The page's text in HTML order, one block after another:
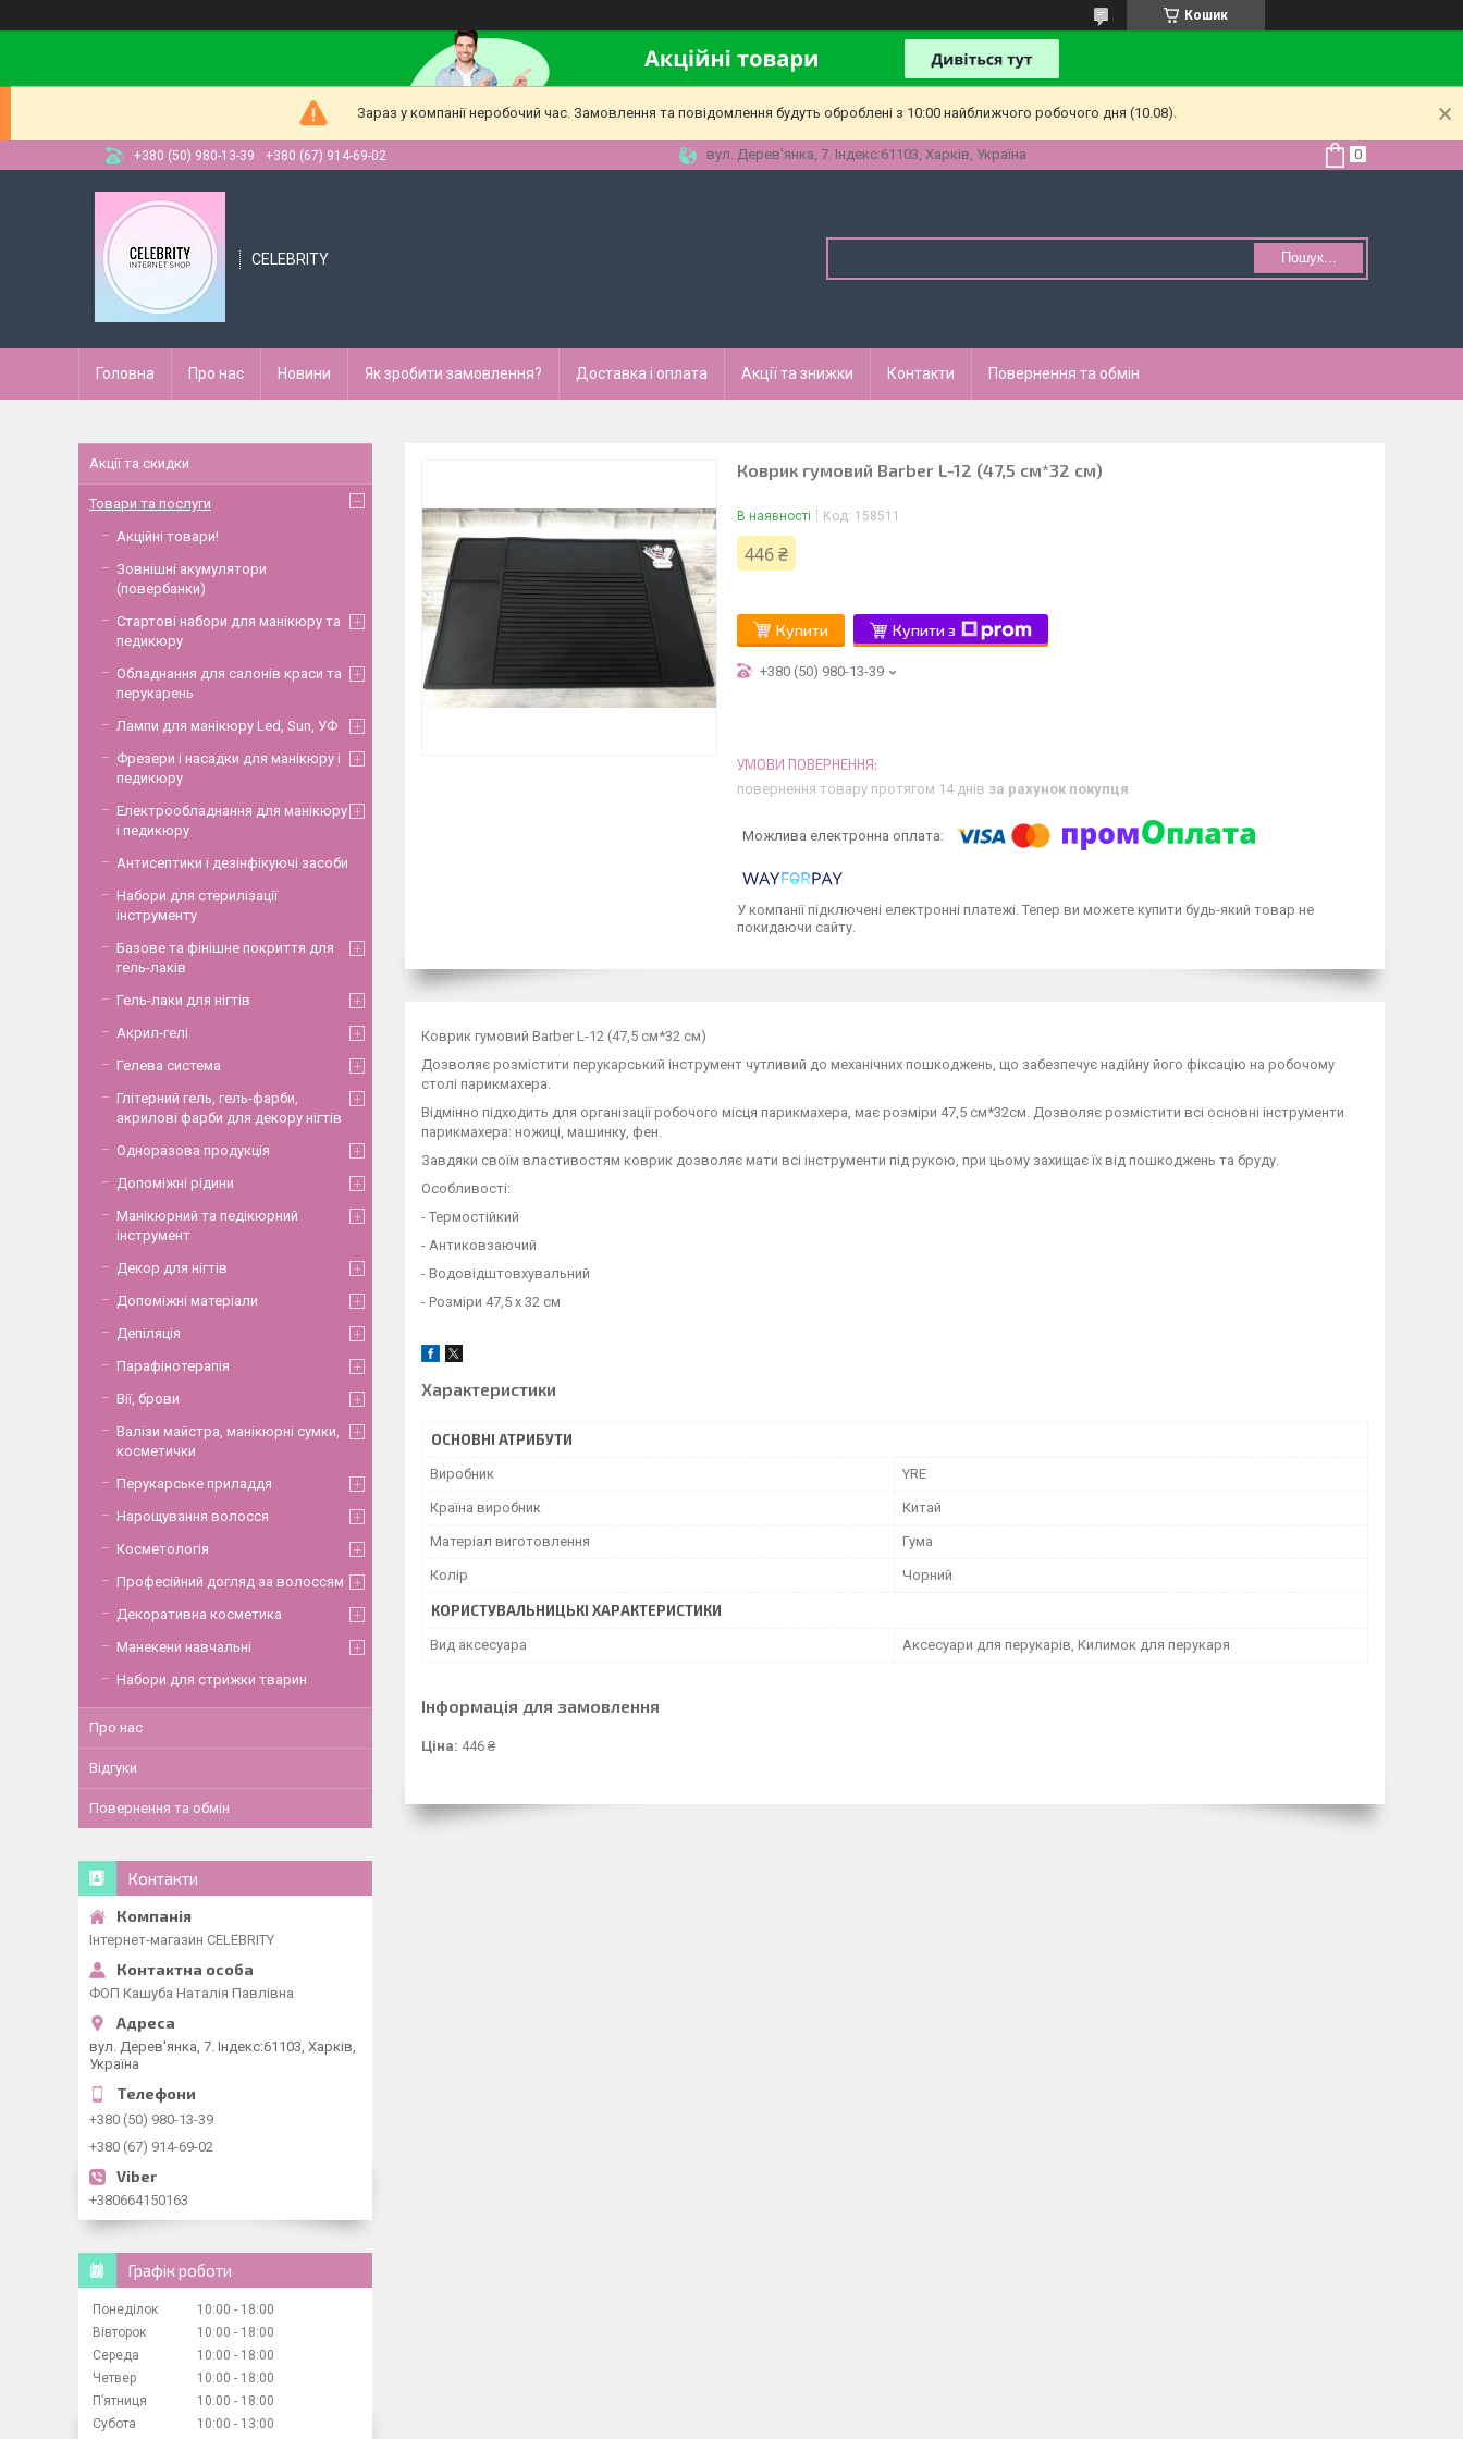
Кошик
Зараз у компанії неробочий час. Замовлення та повідомлення будуть оброблені з 10:00 найближчого робочого дня (10.08).
+380 (50) 980-13-39 +380 (67) 914-69-02 вул. Дерев'янка, 7. Індекс:61103, Харків, Україна
CELEBRITY Пошук...
Головна Про нас Новини Як зробити замовлення? Доставка і оплата Акції та знижки Контакти Повернення та обмін
Коврик гумовий Barber L-12 (47,5 см*32 см)
В наявності Код: 158511
446 ₴
Купити Купити з
+380 (50) 980-13-39
повернення товару протягом 14 днів за рахунок покупця
У компанії підключені електронні платежі. Тепер ви можете купити будь-який товар не
покидаючи сайту.
Коврик гумовий Barber L-12 (47,5 см*32 см)
Дозволяє розмістити перукарський інструмент чутливий до механічних пошкоджень, що забезпечує надійну його фіксацію на робочому
столі парикмахера.
Відмінно підходить для організації робочого місця парикмахера, має розміри 47,5 см*32см. Дозволяє розмістити всі основні інструменти
парикмахера: ножиці, машинку, фен.
Завдяки своїм властивостям коврик дозволяє мати всі інструменти під рукою, при цьому захищає їх від пошкоджень та бруду.
Особливості:
- Термостійкий
- Антиковзаючий
- Водовідштовхувальний
- Розміри 47,5 х 32 см
Характеристики
ОСНОВНІ АТРИБУТИ
Виробник YRE
Країна виробник Китай
Матеріал виготовлення Гума
Колір Чорний
КОРИСТУВАЛЬНИЦЬКІ ХАРАКТЕРИСТИКИ
Вид аксесуара Аксесуари для перукарів, Килимок для перукаря
Інформація для замовлення
Ціна: 446 ₴
Акції та скидки
Товари та послуги
Акційні товари!
Зовнішні акумулятори
(повербанки)
Стартові набори для манікюру та
педикюру
Обладнання для салонів краси та
перукарень
Лампи для манікюру Led, Sun, УФ
Фрезери і насадки для манікюру і
педикюру
Електрообладнання для манікюру
і педикюру
Антисептики і дезінфікуючі засоби
Набори для стерилізації
інструменту
Базове та фінішне покриття для
гель-лаків
Гель-лаки для нігтів
Акрил-гелі
Гелева система
Глітерний гель, гель-фарби,
акрилові фарби для декору нігтів
Одноразова продукція
Допоміжні рідини
Манікюрний та педікюрний
інструмент
Декор для нігтів
Допоміжні матеріали
Депіляція
Парафінотерапія
Вії, брови
Валізи майстра, манікюрні сумки,
косметички
Перукарське приладдя
Нарощування волосся
Косметологія
Професійний догляд за волоссям
Декоративна косметика
Манекени навчальні
Набори для стрижки тварин
Про нас
Відгуки
Повернення та обмін
Контакти
Інтернет-магазин CELEBRITY
ФОП Кашуба Наталія Павлівна
вул. Дерев'янка, 7. Індекс:61103, Харків,
Україна
+380 (50) 980-13-39
+380 (67) 914-69-02
+380664150163
Графік роботи
Понеділок 10:00
18:00
Вівторок
10:00
18:00
Середа
10:00
18:00
Четвер
10:00
18:00
Пʼятниця
10:00
18:00
Субота
10:00 13:00